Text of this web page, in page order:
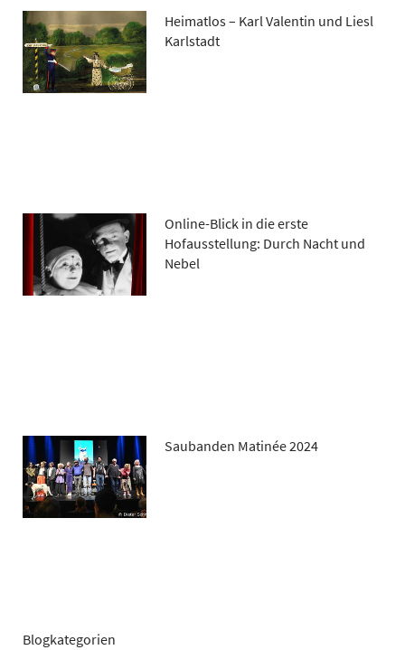
Heimatlos – Karl Valentin und Liesl
Karlstadt
Online-Blick in die erste
Hofausstellung: Durch Nacht und
Nebel
Saubanden Matinée 2024
Blogkategorien